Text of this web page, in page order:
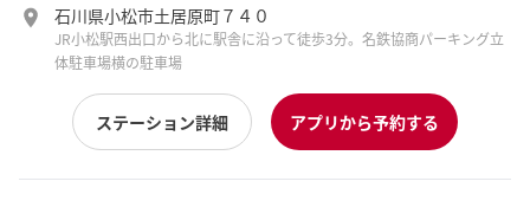
石川県小松市土居原町７４０
JR小松駅西出口から北に駅舎に沿って徒歩3分。名鉄協商パーキング立
体駐車場横の駐車場
ステーション詳細 アプリから予約する